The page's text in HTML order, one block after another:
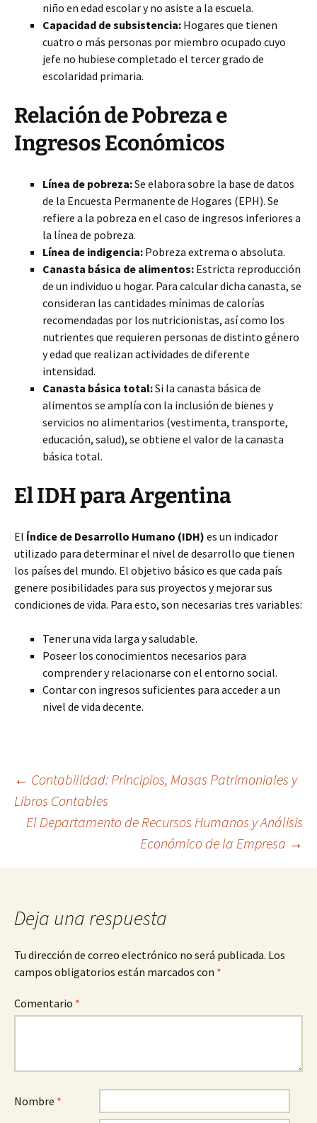
niño en edad escolar y no asiste a la escuela.
Capacidad de subsistencia: Hogares que tienen
cuatro o más personas por miembro ocupado cuyo
jefe no hubiese completado el tercer grado de
escolaridad primaria.
Relación de Pobreza e
Ingresos Económicos
Línea de pobreza:Se elabora sobre la base de datos
de la Encuesta Permanente de Hogares (EPH). Se
refiere a la pobreza en el caso de ingresos inferiores a
la línea de pobreza.
Línea de indigencia: Pobreza extrema o absoluta.
Canasta básica de alimentos: Estricta reproducción
de un individuo u hogar. Para calcular dicha canasta, se
consideran las cantidades mínimas de calorías
recomendadas por los nutricionistas, así como los
nutrientes que requieren personas de distinto género
y edad que realizan actividades de diferente
intensidad.
Canasta básica total:Si la canasta básica de
alimentos se amplía con la inclusión de bienes y
servicios no alimentarios (vestimenta, transporte,
educación, salud), se obtiene el valor de la canasta
básica total.
El IDH para Argentina
El Índice de Desarrollo Humano (IDH) es un indicador
utilizado para determinar el nivel de desarrollo que tienen
los países del mundo. El objetivo básico es que cada país
genere posibilidades para sus proyectos y mejorar sus
condiciones de vida. Para esto, son necesarias tres variables:
Tener una vida larga y saludable.
Poseer los conocimientos necesarios para
comprender y relacionarse con el entorno social.
Contar con ingresos suficientes para acceder a un
nivel de vida decente.
Navegación
de
entradas
← Contabilidad: Principios, Masas Patrimoniales y
Libros Contables
El Departamento de Recursos Humanos y Análisis
Económico de la Empresa →
Deja una respuesta
Tu dirección de correo electrónico no será publicada. Los
campos obligatorios están marcados con *
Comentario *
Nombre *